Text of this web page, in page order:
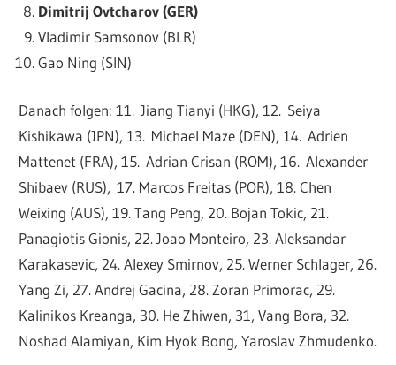
Dimitrij Ovtcharov (GER)
Vladimir Samsonov (BLR)
Gao Ning (SIN)
Danach folgen: 11. Jiang Tianyi (HKG), 12. Seiya
Kishikawa (JPN), 13. Michael Maze (DEN), 14. Adrien
Mattenet (FRA), 15. Adrian Crisan (ROM), 16. Alexander
Shibaev (RUS), 17. Marcos Freitas (POR), 18. Chen
Weixing (AUS), 19. Tang Peng, 20. Bojan Tokic, 21.
Panagiotis Gionis, 22. Joao Monteiro, 23. Aleksandar
Karakasevic, 24. Alexey Smirnov, 25. Werner Schlager, 26.
Yang Zi, 27. Andrej Gacina, 28. Zoran Primorac, 29.
Kalinikos Kreanga, 30. He Zhiwen, 31, Vang Bora, 32.
Noshad Alamiyan, Kim Hyok Bong, Yaroslav Zhmudenko.